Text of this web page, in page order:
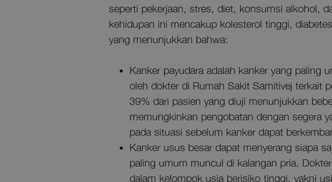
seperti pekerjaan, stres, diet, konsumsi alkohol,
kehidupan ini mencakup kolesterol tinggi,
yang menunjukkan bahwa:
Kanker payudara adalah kanker yang paling
oleh dokter di Rumah Sakit Samitivej terkait
39% dari pasien yang diuji menunjukkan
memungkinkan pengobatan dengan segera
pada situasi sebelum kanker dapat
Kanker usus besar dapat menyerang siapa
paling umum muncul di kalangan pria.
dalam kelompok usia berisiko tinggi, yakni